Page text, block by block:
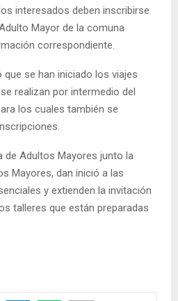
interesados deben inscribirse
Mayor de la comuna
correspondiente.
se han iniciado los viajes
realizan por intermedio del
los cuales también se
de Adultos Mayores junto la
Mayores, dan inició a las
y extienden la invitación
talleres que están preparadas